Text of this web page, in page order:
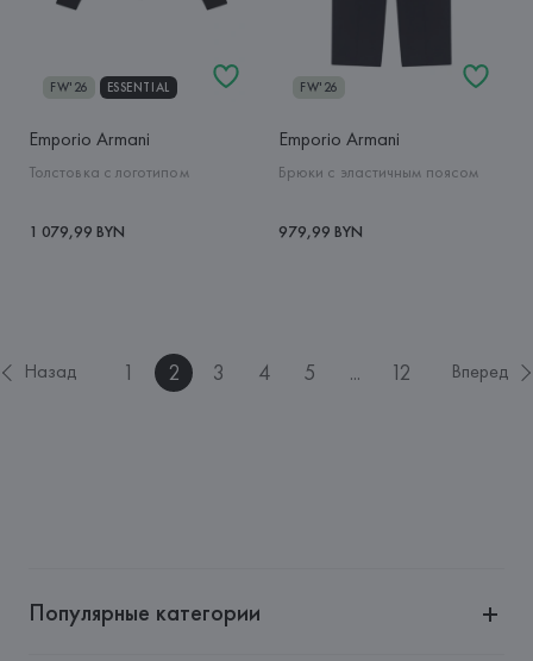
FW'26 ESSENTIAL
Emporio Armani
Толстовка с логотипом
1 079,99 BYN
FW'26
Emporio Armani
Брюки с эластичным поясом
979,99 BYN
Назад 1 2 3 4 5 ... 12 Вперед
Популярные категории